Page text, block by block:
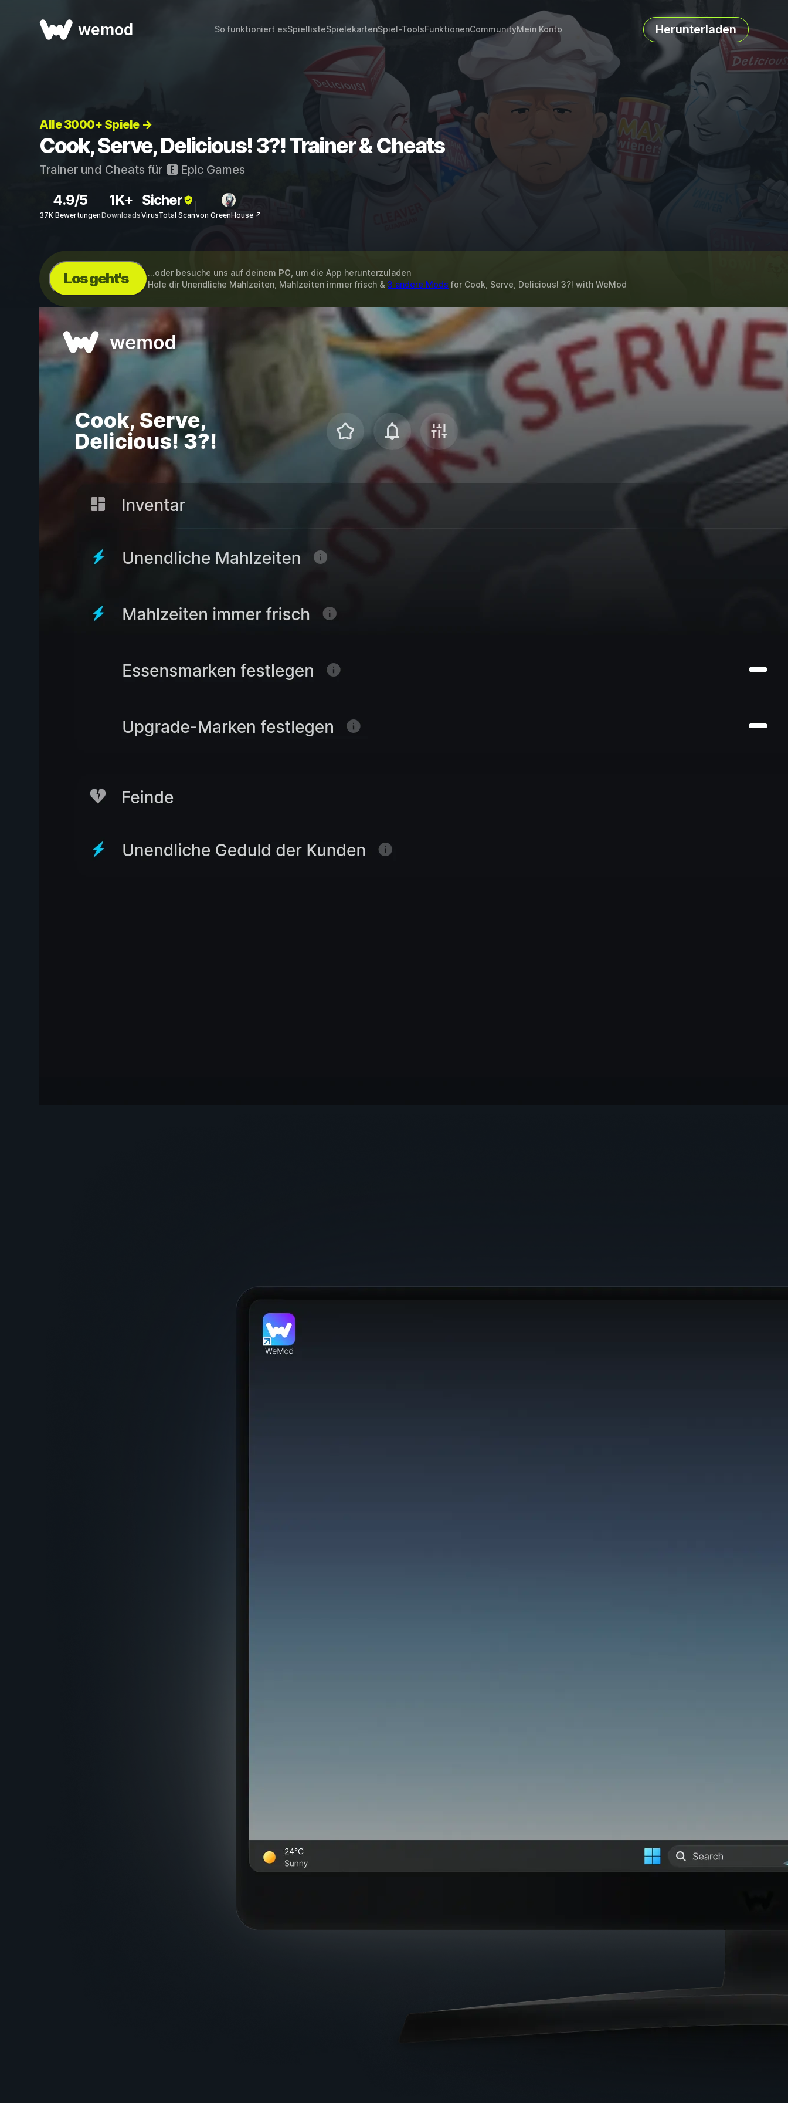
wemod So funktioniert esSpiellisteSpielekartenSpiel-ToolsFunktionenCommunityMein Konto Herunterladen
Alle 3000+ Spiele →
Cook, Serve, Delicious! 3?! Trainer & Cheats
Trainer und Cheats für Epic Games
4.9/5
37K Bewertungen
1K+
Downloads
Sicher
VirusTotal Scanvon GreenHouse ↗
Los geht's ...oder besuche uns auf deinem PC , um die App herunterzuladen
Hole dir Unendliche Mahlzeiten, Mahlzeiten immer frisch & 3 andere Mods for Cook, Serve, Delicious! 3?! with WeMod